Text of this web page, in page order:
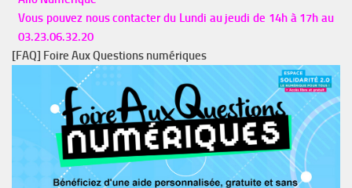
Vous pouvez nous contacter du Lundi au jeudi de 14h à 17h au
03.23.06.32.20
[FAQ] Foire Aux Questions numériques